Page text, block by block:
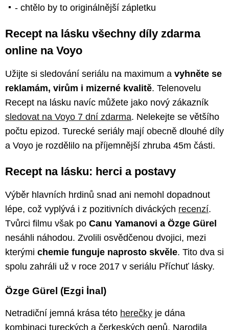
- chtělo by to originálnější zápletku
Recept na lásku všechny díly zdarma
online na Voyo
Užijte si sledování seriálu na maximum a vyhněte se
reklamám, virům i mizerné kvalitě. Telenovelu
Recept na lásku navíc můžete jako nový zákazník
sledovat na Voyo 7 dní zdarma. Nelekejte se většího
počtu epizod. Turecké seriály mají obecně dlouhé díly
a Voyo je rozdělilo na příjemnější zhruba 45m části.
Recept na lásku: herci a postavy
Výběr hlavních hrdinů snad ani nemohl dopadnout
lépe, což vyplývá i z pozitivních diváckých recenzí.
Tvůrci filmu však po Canu Yamanovi a Özge Gürel
nesáhli náhodou. Zvolili osvědčenou dvojici, mezi
kterými chemie funguje naprosto skvěle. Tito dva si
spolu zahráli už v roce 2017 v seriálu Příchuť lásky.
Özge Gürel (Ezgi İnal)
Netradiční jemná krása této herečky je dána
kombinaci tureckých a čerkeských genů. Narodila